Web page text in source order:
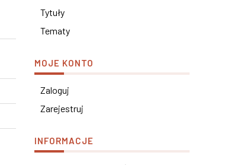
Tytuły
Tematy
MOJE KONTO
Zaloguj
Zarejestruj
INFORMACJE